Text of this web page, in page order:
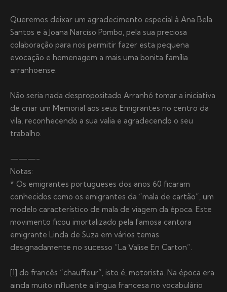
Queremos deixar um agradecimento especial à Ana Bela
Santos e à Joana Narciso Pombo, pela sua preciosa
colaboração para nos permitir fazer esta pequena
evocação e homenagem a mais uma bonita família
arranhoense.
Não seria nada despropositado Arranhó tomar a iniciativa
de criar um Memorial aos seus Emigrantes no centro da
vila, reconhecendo a sua valia e agradecendo o seu
trabalho.
———-
Notas:
* Os emigrantes portugueses dos anos 60 ficaram
conhecidos como os emigrantes da “mala de cartão”, um
modelo característico de mala de viagem da época. Este
movimento ficou imortalizado pela famosa cantora
emigrante Linda de Suza em vários temas
designadamente no sucesso “La Valise En Carton”.
[1] do francês “chauffeur”, isto é, motorista. Na época era
ainda muito influente a língua francesa no vocabulário